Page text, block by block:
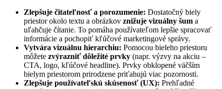
Zlepšuje čitateľnosť a porozumenie: Dostatočný biely
priestor okolo textu a obrázkov znižuje vizuálny šum a
uľahčuje čítanie. To pomáha používateľom lepšie spracovať
informácie a pochopiť kľúčové marketingové správy.
Vytvára vizuálnu hierarchiu: Pomocou bieleho priestoru
môžete zvýrazniť dôležité prvky (napr. výzvy na akciu –
CTA, logo, kľúčové headline). Prvky obklopené väčším
bielym priestorom prirodzene priťahujú viac pozornosti.
Zlepšuje používateľskú skúsenosť (UX): Prehľadné